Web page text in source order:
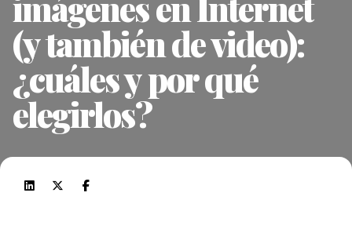
(y también de video):
¿cuáles y por qué
elegirlos?